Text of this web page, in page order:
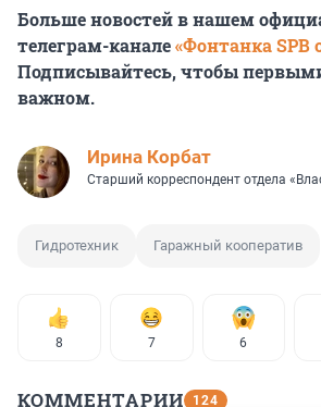
Больше новостей в нашем
телеграм-канале«Фонтанка SPB
Подписывайтесь, чтобы
важном.
Иpина Корбат
Старший корреспондент отдела
Гидротехник Гаражный кооператив
8 7 6
КОММЕНТАРИИ 124